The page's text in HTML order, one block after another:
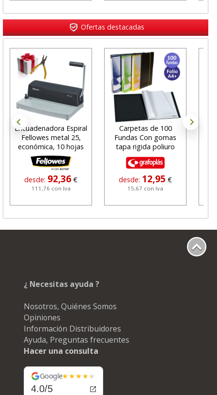
Ofertas destacadas
Encuadenadora Espiral
Fellowes metal 25,
económica, 10 hojas
desde: 92,36 €
111,76 con Iva
Carpetas de 100
Fundas Con gomas
tapa rigida poliuro
desde: 12,95 €
15,67 con Iva
¿ Necesitas ayuda ?
Nosotros, Quiénes Somos
Opiniones
Información Distribuidores
Ayuda, Preguntas frecuentes
Hacer una consulta
Google
4.0/5